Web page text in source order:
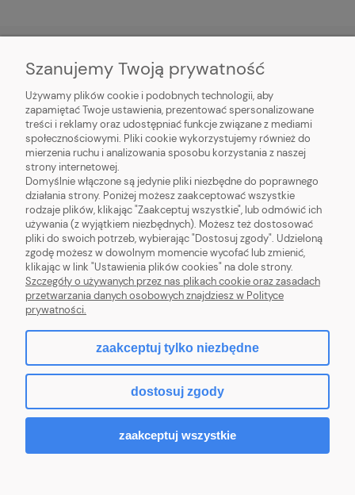
OBSŁUGA KLIENTA
POMOC
MOJE KONTO
Polna 115, 87-100 Toruń | Email:sklep@nicolausmed.pl| Tel.: 789761987
| NIP: 8792748705 | REGON: 525477193
Sklep internetowy Shoper Premium
Szanujemy Twoją prywatność
Używamy plików cookie i podobnych technologii, aby
zapamiętać Twoje ustawienia, prezentować spersonalizowane
treści i reklamy oraz udostępniać funkcje związane z mediami
społecznościowymi. Pliki cookie wykorzystujemy również do
mierzenia ruchu i analizowania sposobu korzystania z naszej
strony internetowej.
Domyślnie włączone są jedynie pliki niezbędne do poprawnego
działania strony. Poniżej możesz zaakceptować wszystkie
rodzaje plików, klikając "Zaakceptuj wszystkie", lub odmówić ich
używania (z wyjątkiem niezbędnych). Możesz też dostosować
pliki do swoich potrzeb, wybierając "Dostosuj zgody". Udzieloną
zgodę możesz w dowolnym momencie wycofać lub zmienić,
klikając w link "Ustawienia plików cookies" na dole strony.
Szczegóły o używanych przez nas plikach cookie oraz zasadach
przetwarzania danych osobowych znajdziesz w Polityce
prywatności.
zaakceptuj tylko niezbędne
dostosuj zgody
zaakceptuj wszystkie